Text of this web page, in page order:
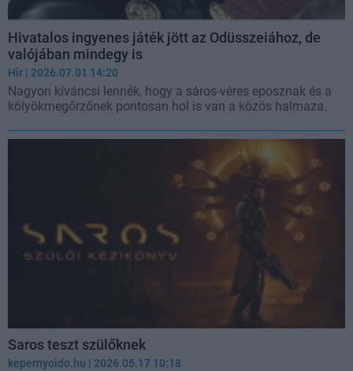
Hivatalos ingyenes játék jött az Odüsszeiához, de
valójában mindegy is
Hír | 2026.07.01 14:20
Nagyon kíváncsi lennék, hogy a sáros-véres eposznak és a
kölyökmegőrzőnek pontosan hol is van a közös halmaza.
Saros teszt szülőknek
kepernyoido.hu | 2026.05.17 10:18